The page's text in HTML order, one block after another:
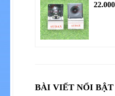
22.000
BÀI VIẾT NỔI BẬT